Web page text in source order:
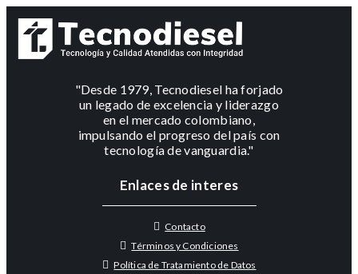
"Desde 1979, Tecnodiesel ha forjado
un legado de excelencia y liderazgo
en el mercado colombiano,
impulsando el progreso del país con
tecnología de vanguardia."
Enlaces de interes
Contacto
Términos y Condiciones
Política de Tratamiento de Datos